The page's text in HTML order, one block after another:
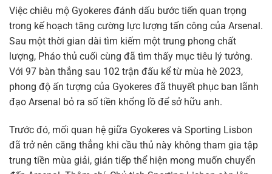
Việc chiêu mộ Gyokeres đánh dấu bước tiến quan trọng
trong kế hoạch tăng cường lực lượng tấn công của Arsenal.
Sau một thời gian dài tìm kiếm một trung phong chất
lượng, Pháo thủ cuối cùng đã tìm thấy mục tiêu lý tưởng.
Với 97 bàn thắng sau 102 trận đấu kể từ mùa hè 2023,
phong độ ấn tượng của Gyokeres đã thuyết phục ban lãnh
đạo Arsenal bỏ ra số tiền khổng lồ để sở hữu anh.
Trước đó, mối quan hệ giữa Gyokeres và Sporting Lisbon
đã trở nên căng thẳng khi cầu thủ này không tham gia tập
trung tiền mùa giải, gián tiếp thể hiện mong muốn chuyển